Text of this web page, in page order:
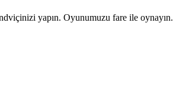
yapın. Oyunumuzu fare ile oynayın.